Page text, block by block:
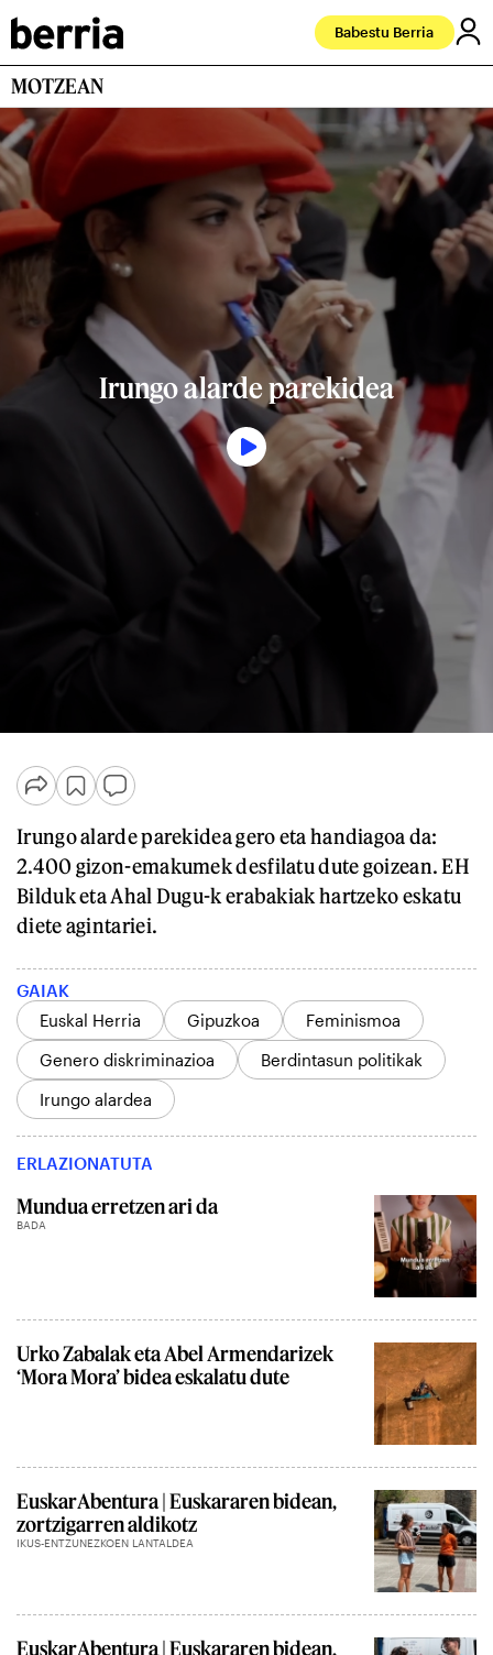
Babestu Berria
MOTZEAN
Irungo alarde parekidea
Irungo alarde parekidea gero eta handiagoa da:
2.400 gizon-emakumek desfilatu dute goizean. EH
Bilduk eta Ahal Dugu-k erabakiak hartzeko eskatu
diete agintariei.
GAIAK
Euskal Herria
Gipuzkoa
Feminismoa
Genero diskriminazioa
Berdintasun politikak
Irungo alardea
ERLAZIONATUTA
Mundua erretzen ari da
BADA
Urko Zabalak eta Abel Armendarizek
‘Mora Mora’ bidea eskalatu dute
EuskarAbentura | Euskararen bidean,
zortzigarren aldikotz
IKUS-ENTZUNEZKOEN LANTALDEA
EuskarAbentura | Euskararen bidean,